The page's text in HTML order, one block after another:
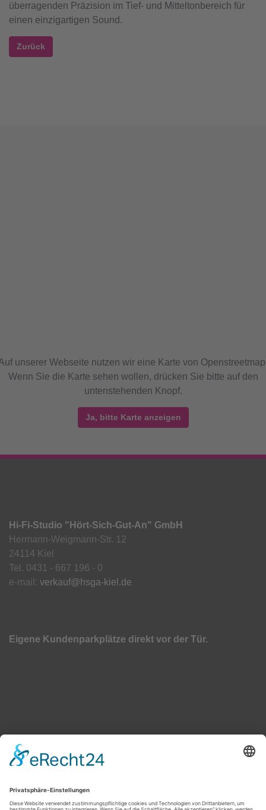
überragenden Präzision im Tief- und Mitteltonbereich für
einen einzigartigen Sound.
Zurück
unserer Webseite nutzen wir eine Karte von
Wenn Sie die Karte sehen wollen, drücken Sie bitte auf den
untenstehenden Knopf.
Ja, bitte Karte anzeigen
Hi-Fi-Studio "Hört-Sich-Gut-An" GmbH
Hermann-Weigmann-Str. 12
24114 Kiel
Tel. 0431 - 667 196 - 0
e-mail: verkauf@hsga-kiel.de
Eigene Kundenparkplätze direkt vor der Tür.
Schreiben Sie uns eine Mail